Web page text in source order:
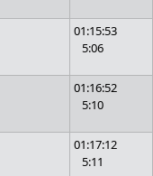
01:15:53
5:06
01:16:52
5:10
01:17:12
5:11